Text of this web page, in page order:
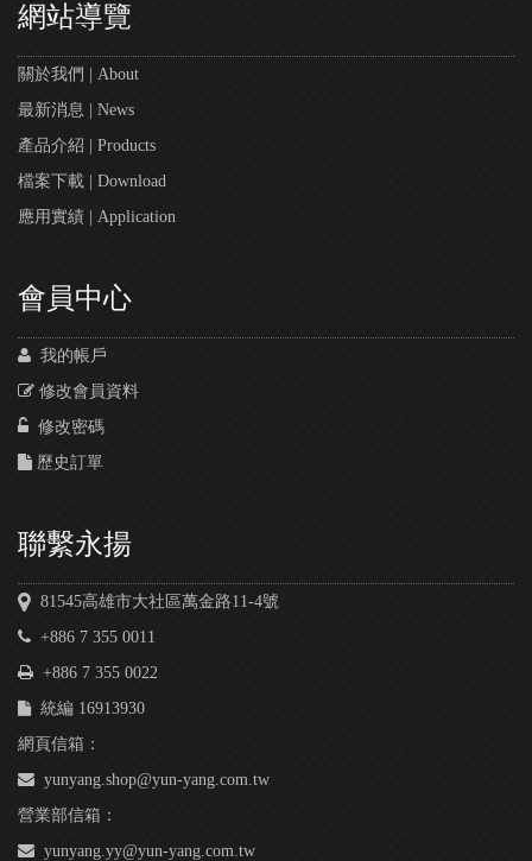
網站導覽
關於我們 | About
最新消息 | News
產品介紹 | Products
檔案下載 | Download
應用實績 | Application
會員中心
我的帳戶
修改會員資料
修改密碼
歷史訂單
聯繫永揚
81545高雄市大社區萬金路11-4號
+886 7 355 0011
+886 7 355 0022
統編 16913930
網頁信箱：
yunyang.shop@yun-yang.com.tw
營業部信箱：
yunyang.yy@yun-yang.com.tw